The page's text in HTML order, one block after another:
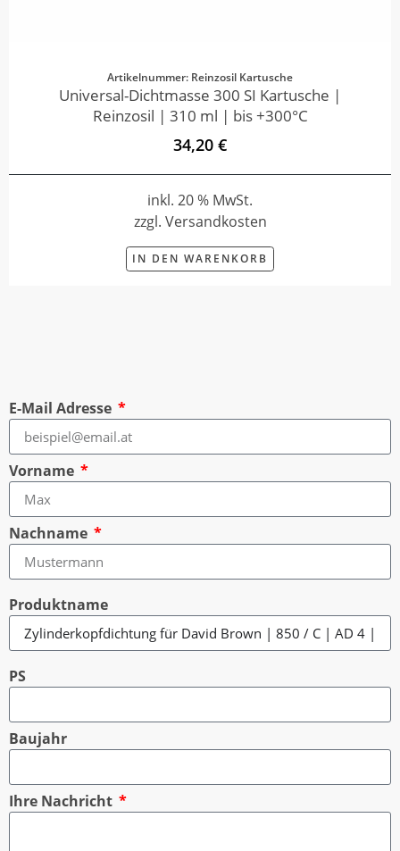
Artikelnummer: Reinzosil Kartusche
Universal-Dichtmasse 300 SI Kartusche |
Reinzosil | 310 ml | bis +300°C
34,20 €
inkl. 20 % MwSt.
zzgl. Versandkosten
IN DEN WARENKORB
E-Mail Adresse
Vorname
Nachname
Produktname
PS
Baujahr
Ihre Nachricht